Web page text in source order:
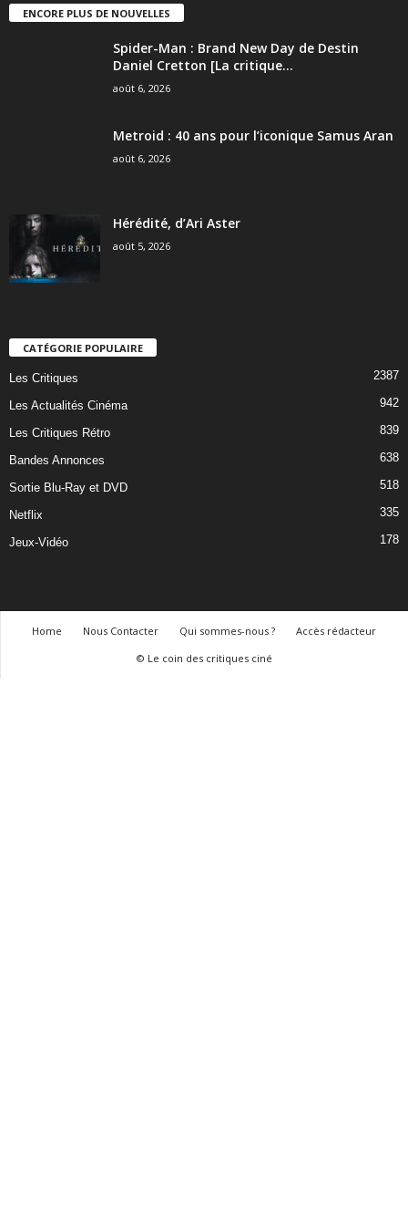
ENCORE PLUS DE NOUVELLES
Spider-Man : Brand New Day de Destin
Daniel Cretton [La critique...
août 6, 2026
Metroid : 40 ans pour l’iconique Samus Aran
août 6, 2026
Hérédité, d’Ari Aster
août 5, 2026
CATÉGORIE POPULAIRE
Les Critiques 2387
Les Actualités Cinéma 942
Les Critiques Rétro 839
Bandes Annonces 638
Sortie Blu-Ray et DVD 518
Netflix 335
Jeux-Vidéo 178
Home Nous Contacter Qui sommes-nous ?
Accès rédacteur
© Le coin des critiques ciné